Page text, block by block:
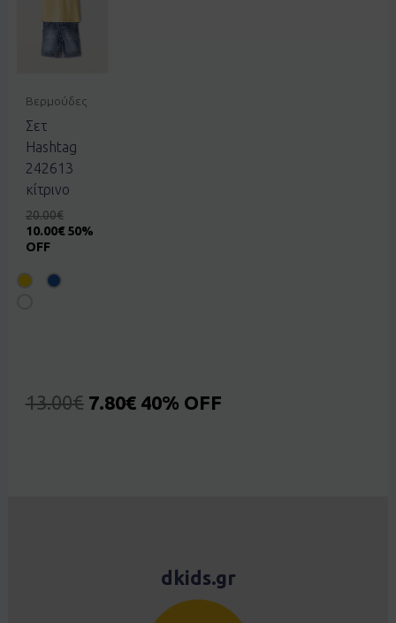
Βερμούδες
Σετ
Hashtag
242613
κίτρινο
20.00€
10.00€ 50%
OFF
13.00€ 7.80€ 40% OFF
dkids.gr